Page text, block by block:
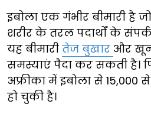
इबोला एक गंभीर बीमारी है
शरीर के तरल पदार्थों के
यह बीमारी तेज बुखार और
समस्याएं पैदा कर सकती है।
अफ्रीका में इबोला से 15,000
हो चुकी है।